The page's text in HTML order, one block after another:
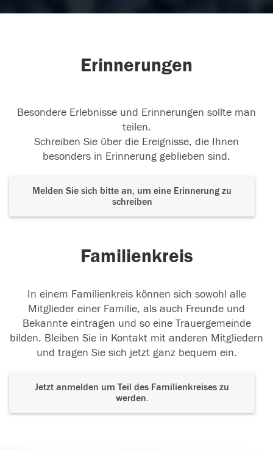
Erinnerungen
Besondere Erlebnisse und Erinnerungen sollte man
teilen.
Schreiben Sie über die Ereignisse, die Ihnen
besonders in Erinnerung geblieben sind.
Melden Sie sich bitte an, um eine Erinnerung zu
schreiben
Familienkreis
In einem Familienkreis können sich sowohl alle
Mitglieder einer Familie, als auch Freunde und
Bekannte eintragen und so eine Trauergemeinde
bilden. Bleiben Sie in Kontakt mit anderen Mitgliedern
und tragen Sie sich jetzt ganz bequem ein.
Jetzt anmelden um Teil des Familienkreises zu
werden.